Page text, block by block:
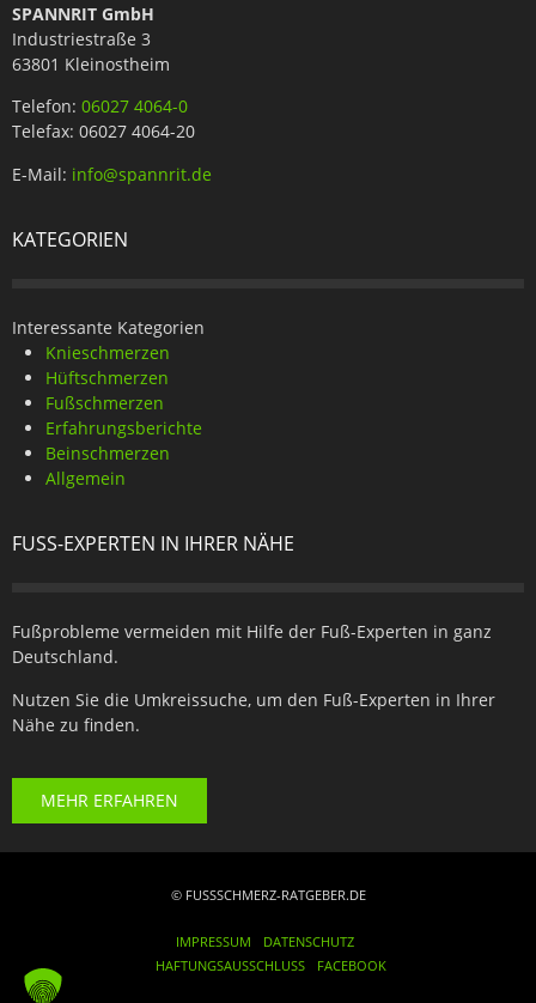
SPANNRIT GmbH
Industriestraße 3
63801 Kleinostheim
Telefon: 06027 4064-0
Telefax: 06027 4064-20
E-Mail: info@spannrit.de
KATEGORIEN
Interessante Kategorien
Knieschmerzen
Hüftschmerzen
Fußschmerzen
Erfahrungsberichte
Beinschmerzen
Allgemein
FUSS-EXPERTEN IN IHRER NÄHE
Fußprobleme vermeiden mit Hilfe der Fuß-Experten in ganz
Deutschland.
Nutzen Sie die Umkreissuche, um den Fuß-Experten in Ihrer
Nähe zu finden.
MEHR ERFAHREN
© FUSSSCHMERZ-RATGEBER.DE
IMPRESSUM
DATENSCHUTZ
HAFTUNGSAUSSCHLUSS
FACEBOOK